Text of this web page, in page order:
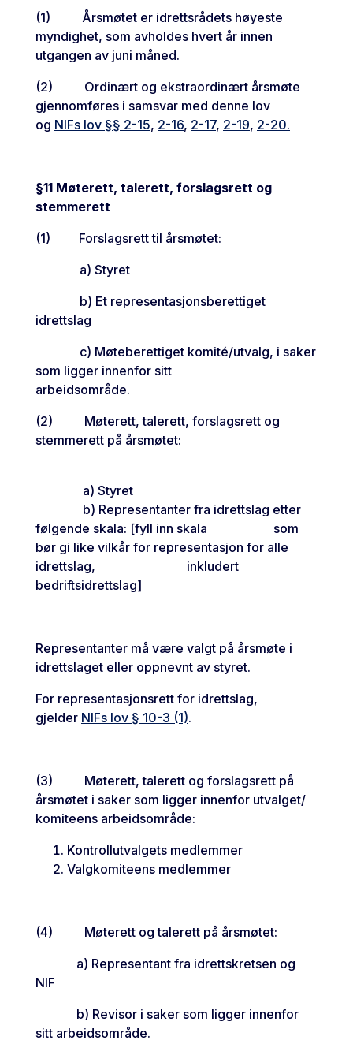
(1) Årsmøtet er idrettsrådets høyeste
myndighet, som avholdes hvert år innen
utgangen av juni måned.
(2) Ordinært og ekstraordinært årsmøte
gjennomføres i samsvar med denne lov
og NIFs lov §§ 2-15, 2-16, 2-17, 2-19, 2-20.
§11 Møterett, talerett, forslagsrett og
stemmerett
(1) Forslagsrett til årsmøtet:
a) Styret
b) Et representasjonsberettiget
idrettslag
c) Møteberettiget komité/utvalg, i saker
som ligger innenfor sitt
arbeidsområde.
(2) Møterett, talerett, forslagsrett og
stemmerett på årsmøtet:
a) Styret
b) Representanter fra idrettslag etter
følgende skala: [fyll inn skala som
bør gi like vilkår for representasjon for alle
idrettslag, inkludert
bedriftsidrettslag]
Representanter må være valgt på årsmøte i
idrettslaget eller oppnevnt av styret.
For representasjonsrett for idrettslag,
gjelder NIFs lov § 10-3 (1).
(3) Møterett, talerett og forslagsrett på
årsmøtet i saker som ligger innenfor utvalget/
komiteens arbeidsområde:
Kontrollutvalgets medlemmer
Valgkomiteens medlemmer
(4) Møterett og talerett på årsmøtet:
a) Representant fra idrettskretsen og
NIF
b) Revisor i saker som ligger innenfor
sitt arbeidsområde.